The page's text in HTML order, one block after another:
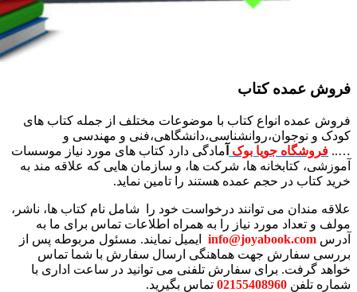
فروش عمده کتاب
فروش عمده انواع کتاب با موضوعات مختلف از جمله کتاب های
کودک و نوجوان،روانشناسی،دانشگاهی،فنی و مهندسی و
….. فروشگاه جویا بوک مادگی دارد کتاب های مورد نیاز موسسات
آموزشی، کتابخانه ها، شرکت ها، و سازمان هایی که علاقه مند به
خرید کتاب در حجم عمده هستند را تامین نماید.
علاقه مندان می توانند درخواست خود را شامل نام کتاب ها، ناشر،
مولف و تعداد مورد نیاز را به همراه اطلاعات تماس برای ما به
آدرس
ایمیل نمایند. مسئول مربوطه پس از
بررسی سفارش جهت هماهنگی ارسال سفارش با شما تماس
خواهد گرفت. برای سفارش تلفنی می توانید در ساعت اداری با
شماره تلفن
تماس بگیرید.